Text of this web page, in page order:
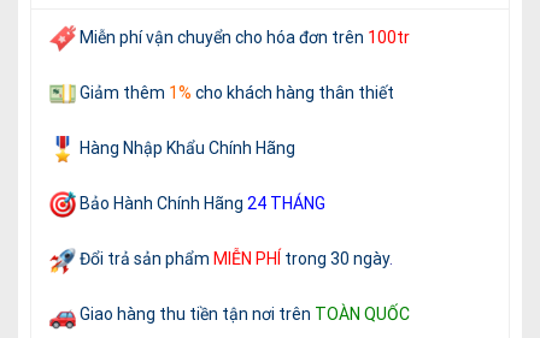
Miễn phí vận chuyển cho hóa đơn trên 100tr
Giảm thêm 1% cho khách hàng thân thiết
Hàng Nhập Khẩu Chính Hãng
Bảo Hành Chính Hãng 24 THÁNG
Đổi trả sản phẩm MIỄN PHÍ trong 30 ngày.
Giao hàng thu tiền tận nơi trên TOÀN QUỐC